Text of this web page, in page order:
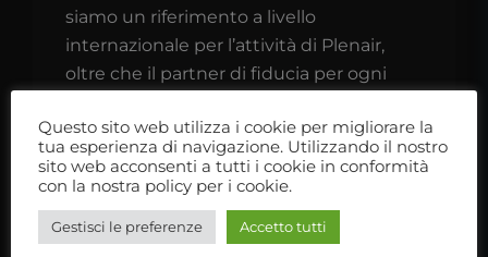
siamo un riferimento a livello
internazionale per l’attività di Plenair,
oltre che il partner di fiducia per ogni
Ti aspettiamo nel nostro showroom
Questo sito web utilizza i cookie per migliorare la
tua esperienza di navigazione. Utilizzando il nostro
sito web acconsenti a tutti i cookie in conformità
con la nostra policy per i cookie.
Gestisci le preferenze Accetto tutti